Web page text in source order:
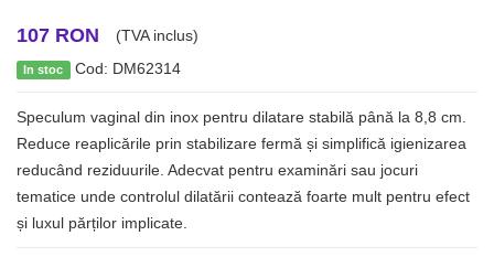
107 RON (TVA inclus)
In stoc Cod: DM62314
Speculum vaginal din inox pentru dilatare stabilă până la 8,8 cm.
Reduce reaplicările prin stabilizare fermă și simplifică igienizarea
reducând reziduurile. Adecvat pentru examinări sau jocuri
tematice unde controlul dilatării contează foarte mult pentru efect
și luxul părților implicate.